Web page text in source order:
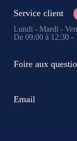
Service client
Lundi - Mardi -
De 09:00 à 12:30 -
Foire aux
Email